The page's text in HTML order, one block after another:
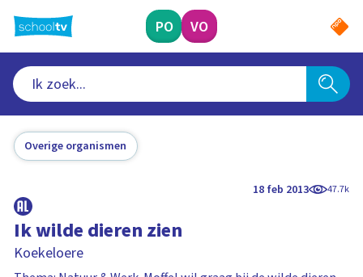
naar
hoofdinhoud
PO VO
Overige organismen
18 feb 2013 47.7k
Ik wilde dieren zien
Koekeloere